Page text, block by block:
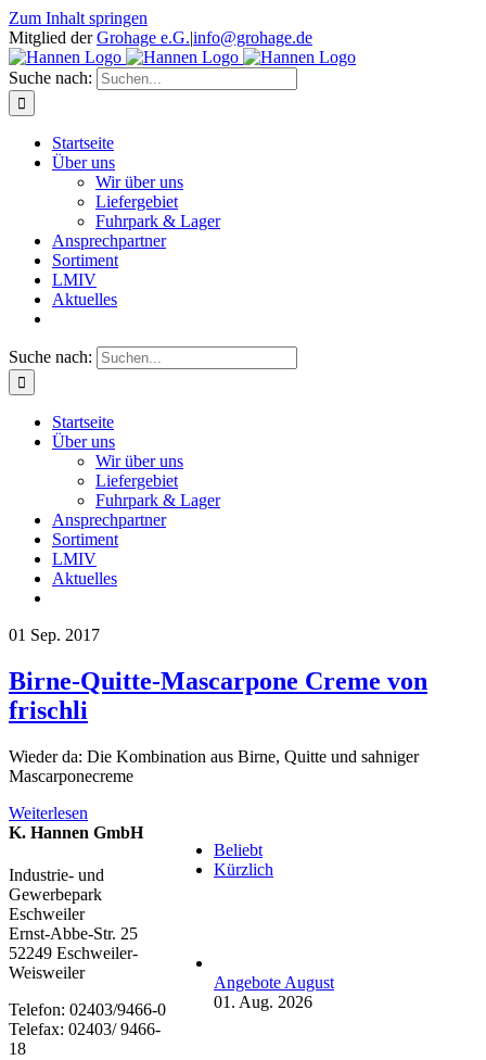
Zum Inhalt springen
Mitglied derGrohage e.G.|info@grohage.de
Suche nach:
Startseite
Über uns
Wir über uns
Liefergebiet
Fuhrpark & Lager
Ansprechpartner
Sortiment
LMIV
Aktuelles
Suche nach:
Startseite
Über uns
Wir über uns
Liefergebiet
Fuhrpark & Lager
Ansprechpartner
Sortiment
LMIV
Aktuelles
01 Sep. 2017
Birne-Quitte-Mascarpone Creme von
frischli
Wieder da: Die Kombination aus Birne, Quitte und sahniger
Mascarponecreme
Weiterlesen
Beliebt
Kürzlich
Angebote August
01. Aug. 2026
K. Hannen GmbH
Industrie- und
Gewerbepark
Eschweiler
Ernst-Abbe-Str. 25
52249 Eschweiler-
Weisweiler
Telefon: 02403/9466-0
Telefax: 02403/ 9466-
18